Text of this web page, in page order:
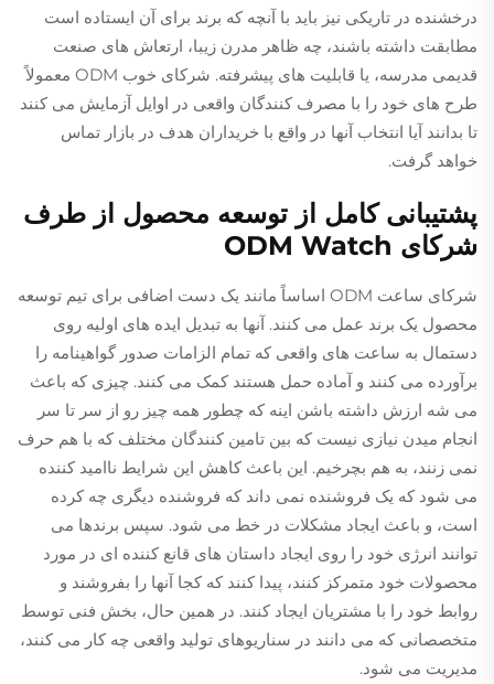
درخشنده در تاریکی نیز باید با آنچه که برند برای آن ایستاده است
مطابقت داشته باشند، چه ظاهر مدرن زیبا، ارتعاش های صنعت
قدیمی مدرسه، یا قابلیت های پیشرفته. شرکای خوب ODM معمولاً
طرح های خود را با مصرف کنندگان واقعی در اوایل آزمایش می کنند
تا بدانند آیا انتخاب آنها در واقع با خریداران هدف در بازار تماس
خواهد گرفت.
پشتیبانی کامل از توسعه محصول از طرف
شرکای ODM Watch
شرکای ساعت ODM اساساً مانند یک دست اضافی برای تیم توسعه
محصول یک برند عمل می کنند. آنها به تبدیل ایده های اولیه روی
دستمال به ساعت های واقعی که تمام الزامات صدور گواهینامه را
برآورده می کنند و آماده حمل هستند کمک می کنند. چیزی که باعث
می شه ارزش داشته باشن اینه که چطور همه چیز رو از سر تا سر
انجام میدن نیازی نیست که بین تامین کنندگان مختلف که با هم حرف
نمی زنند، به هم بچرخیم. این باعث کاهش این شرایط ناامید کننده
می شود که یک فروشنده نمی داند که فروشنده دیگری چه کرده
است، و باعث ایجاد مشکلات در خط می شود. سپس برندها می
توانند انرژی خود را روی ایجاد داستان های قانع کننده ای در مورد
محصولات خود متمرکز کنند، پیدا کنند که کجا آنها را بفروشند و
روابط خود را با مشتریان ایجاد کنند. در همین حال، بخش فنی توسط
متخصصانی که می دانند در سناریوهای تولید واقعی چه کار می کنند،
مدیریت می شود.